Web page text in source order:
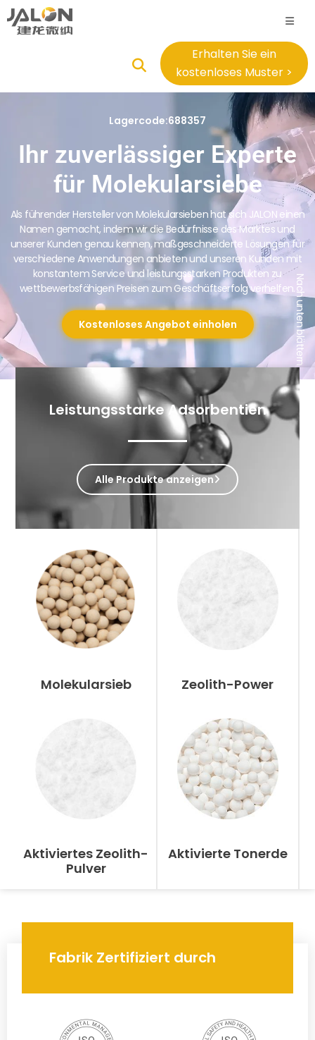
Erhalten Sie ein
kostenloses Muster >
Lagercode:688357
Ihr zuverlässiger Experte
für Molekularsiebe
Als führender Hersteller von Molekularsieben hat sich JALON einen
Namen gemacht, indem wir die Bedürfnisse des Marktes und
unserer Kunden genau kennen, maßgeschneiderte Lösungen für
verschiedene Anwendungen anbieten und unseren Kunden mit
konstantem Service und leistungsstarken Produkten zu
wettbewerbsfähigen Preisen zum Geschäftserfolg verhelfen.
Kostenloses Angebot einholen Nach unten blättern
Leistungsstarke Adsorbentien
Alle Produkte anzeigen
Molekularsieb Zeolith-Power
Aktiviertes Zeolith-
Pulver
Aktivierte Tonerde
Fabrik Zertifiziert durch